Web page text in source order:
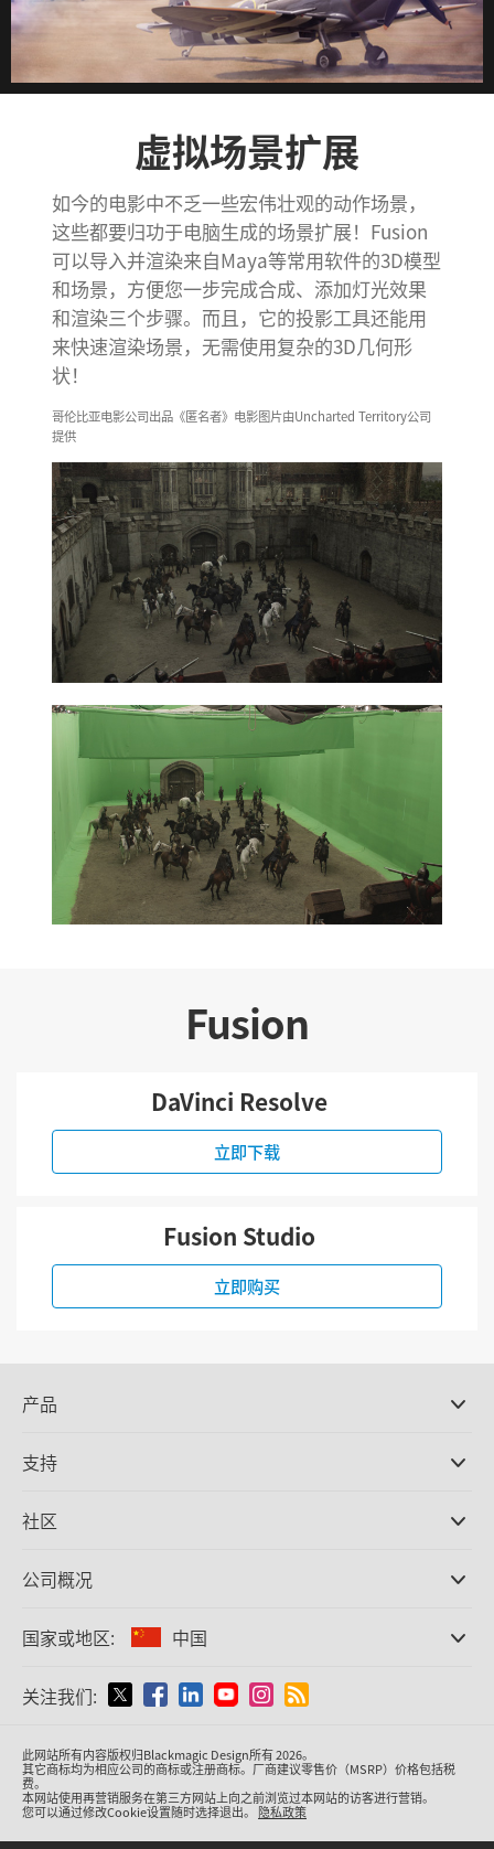
虚拟场景扩展
如今的电影中不乏一些宏伟壮观的动作场景，
这些都要归功于电脑生成的场景扩展！Fusion
可以导入并渲染来自Maya等常用软件的3D模型
和场景，方便您一步完成合成、添加灯光效果
和渲染三个步骤。而且，它的投影工具还能用
来快速渲染场景，无需使用复杂的3D几何形
状！
哥伦比亚电影公司出品《匿名者》电影图片由Uncharted Territory公司
提供
Fusion
DaVinci Resolve
立即下载
Fusion Studio
立即购买
产品
DaVinci Resolve和Fusion软件
Ultimatte
采集和输出
格式转换
网络存储
信号分配
流媒体直播及编码
支持
支持中心
社区
公司概况
关于我们
媒体
国家或地区: 中国
请选择国家或地区
Australia
关注我们:
此网站所有内容版权归Blackmagic Design所有 2026。
其它商标均为相应公司的商标或注册商标。厂商建议零售价（MSRP）价格包括税
费。
本网站使用再营销服务在第三方网站上向之前浏览过本网站的访客进行营销。
您可以通过修改Cookie设置随时选择退出。 隐私政策